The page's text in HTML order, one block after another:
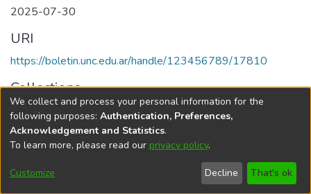
2025-07-30
URI
https://boletin.unc.edu.ar/handle/123456789/17810
Collections
Edición 031/2025 del 11 de agosto de 2025
Universidad Nacional de Córdoba
We collect and process your personal information for the
following purposes: Authentication, Preferences,
Acknowledgement and Statistics.
To learn more, please read our privacy policy.
Customize Decline That's ok